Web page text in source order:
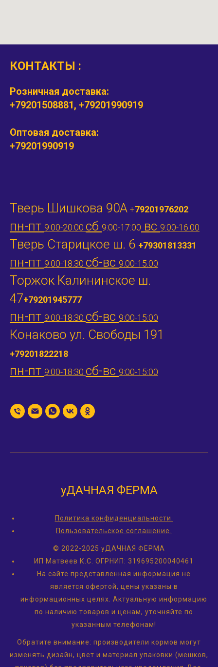
КОНТАКТЫ :
Розничная доставка:
+79201508881, +79201990919
Оптовая доставка:
+79201990919
Тверь Шишкова 90А +79201976202
пн-пт 9:00-20:00 сб 9:00-17:00 вс 9:00-16:00
Тверь Старицкое ш. 6 +79301813331
пн-пт 9:00-18:30 сб-вс 9:00-15:00
Торжок Калининское ш.
47+79201945777
пн-пт 9:00-18:30 сб-вс 9:00-15:00
Конаково ул. Свободы 191
+79201822218
пн-пт 9:00-18:30 сб-вс 9:00-15:00
уДАЧНАЯ ФЕРМА
Политика конфиденциальности.
Пользовательское соглашение.
© 2022-2025 уДАЧНАЯ ФЕРМА
ИП Матвеев К.С. ОГРНИП: 319695200040461
На сайте представленная информация не
является офертой, цены указаны в
информационных целях. Актуальную информацию
по наличию товаров и ценам, уточняйте по
указанным телефонам!
Обратите внимание: производители кормов могут
изменять дизайн, цвет и материал упаковки (мешков,